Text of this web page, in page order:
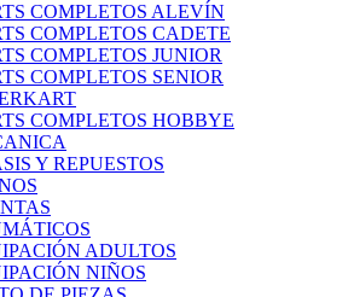
COMPLETOS ALEVÍN
COMPLETOS CADETE
COMPLETOS JUNIOR
COMPLETOS SENIOR
COMPLETOS HOBBYE
Y REPUESTOS
ADULTOS
NIÑOS